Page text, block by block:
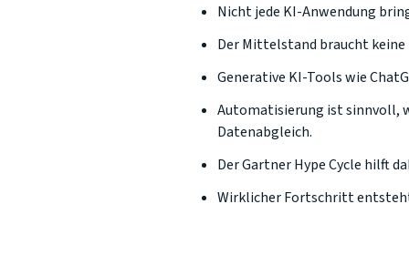
Nicht jede KI-Anwendung
Der Mittelstand braucht
Generative KI-Tools wie
Automatisierung ist sinnvoll,
Datenabgleich.
Der Gartner Hype Cycle hilft
Wirklicher Fortschritt